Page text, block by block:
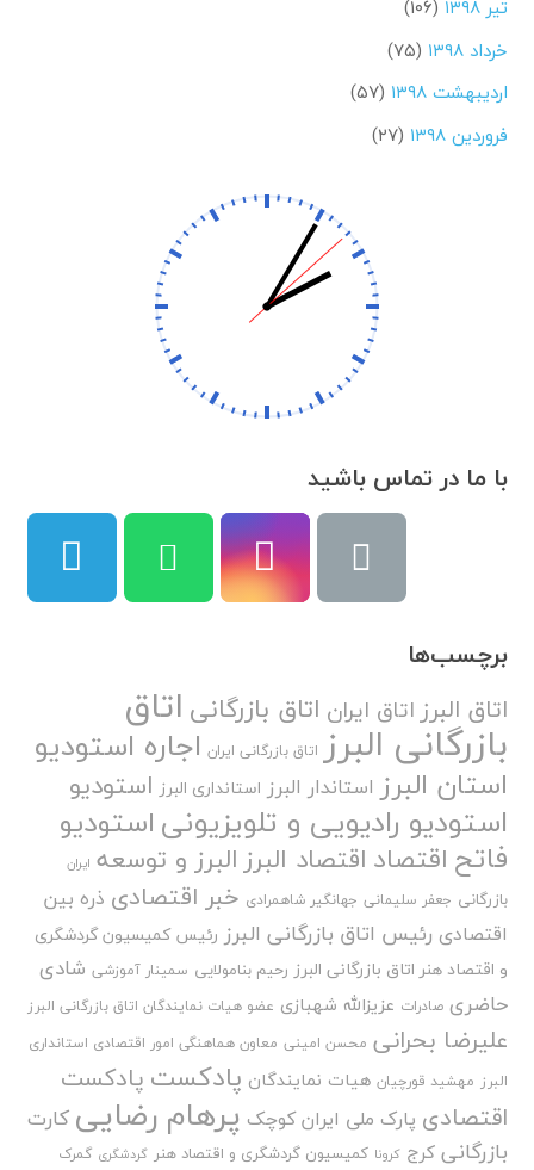
تیر ۱۳۹۸
(۱۰۶)
خرداد ۱۳۹۸
(۷۵)
اردیبهشت ۱۳۹۸
(۵۷)
فروردین ۱۳۹۸
(۲۷)
با ما در تماس باشید
برچسب‌ها
اتاق البرز اتاق ایران اتاق بازرگانی اتاق
بازرگانی البرز اتاق بازرگانی ایران اجاره استودیو
استان البرز استاندار البرز استانداری البرز استودیو
استودیو رادیویی و تلویزیونیاستودیو
فاتح اقتصاد اقتصاد البرزالبرز و توسعه ایران
بازرگانی جعفر سلیمانی جهانگیر شاهمرادی خبر اقتصادی ذره بین
اقتصادی رئیس اتاق بازرگانی البرز رئیس کمیسیون گردشگری
و اقتصاد هنر اتاق بازرگانی البرز رحیم بنامولایی سمینار آموزشی شادی
حاضری صادرات عزیزالله شهبازی عضو هیات نمایندگان اتاق بازرگانی البرز
علیرضا بحرانی محسن امینی معاون هماهنگی امور اقتصادی استانداری
البرز مهشید قورچیان هیات نمایندگان پادکست پادکست
اقتصادی پارک ملی ایران کوچک پرهام رضایی کارت
بازرگانی کرج کرونا کمیسیون گردشگری و اقتصاد هنر گردشگری گمرک